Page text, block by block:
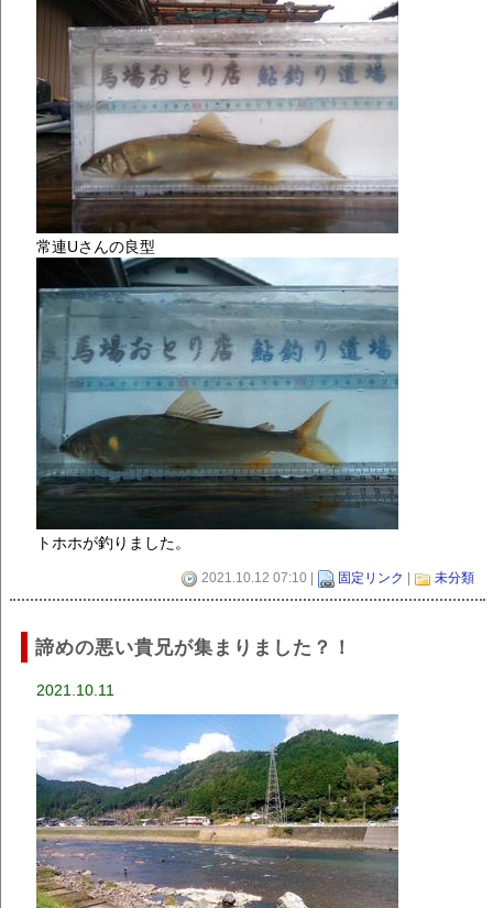
常連Uさんの良型
トホホが釣りました。
2021.10.12 07:10 | 固定リンク 未分類
諦めの悪い貴兄が集まりました？！
2021.10.11